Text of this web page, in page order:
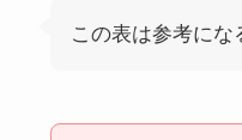
この表は参考にな